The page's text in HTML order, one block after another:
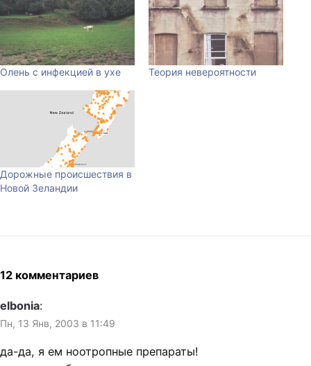
Олень с инфекцией в ухе Теория невероятности
Дорожные происшествия в
Новой Зеландии
12 комментариев
elbonia:
Пн, 13 Янв, 2003 в 11:49
да-да, я ем ноотропные препараты!